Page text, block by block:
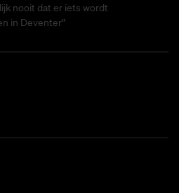
nooit dat er iets wordt
in Deventer”